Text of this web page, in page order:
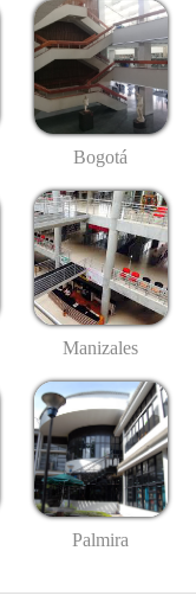
Bogotá
Manizales
Palmira